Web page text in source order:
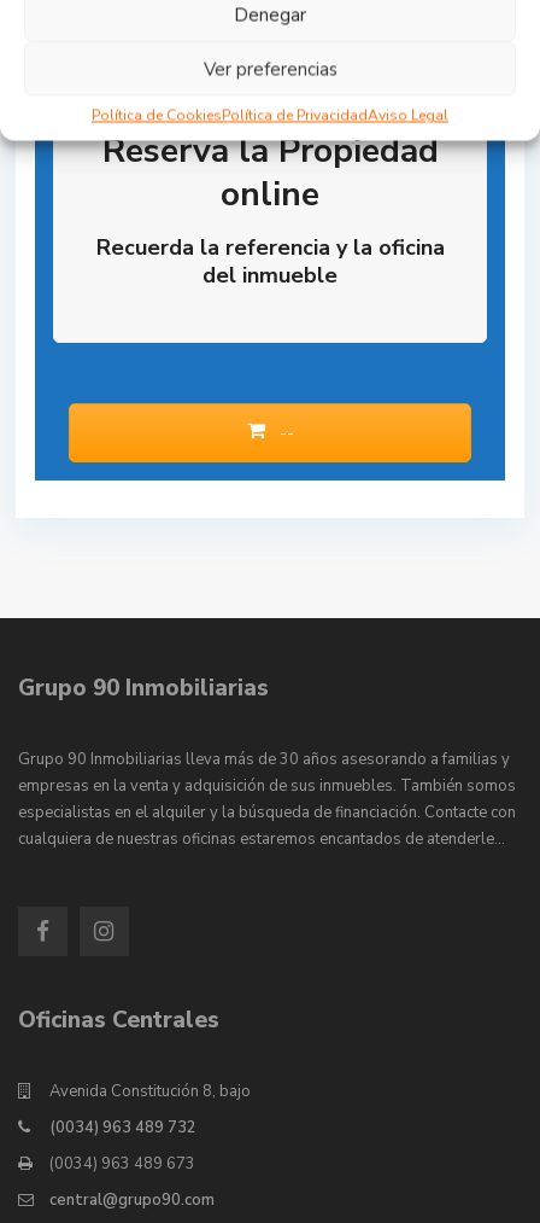
Denegar
Ver preferencias
Política de CookiesPolítica de PrivacidadAviso Legal
Reserva la Propiedad
online
Recuerda la referencia y la oficina
del inmueble
--
Grupo 90 Inmobiliarias
Grupo 90 Inmobiliarias lleva más de 30 años asesorando a familias y
empresas en la venta y adquisición de sus inmuebles. También somos
especialistas en el alquiler y la búsqueda de financiación. Contacte con
cualquiera de nuestras oficinas estaremos encantados de atenderle…
Oficinas Centrales
Avenida Constitución 8, bajo
(0034) 963 489 732
(0034) 963 489 673
central@grupo90.com